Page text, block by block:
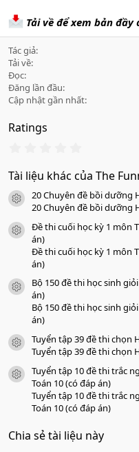
Tải về để xem bản
Tác giả
Tải về
Đọc
Đăng lần đầu
Cập nhật gần nhất
Ratings
0
0
s
a
o
Tài liệu khác của The
icon tài liệu
20 Chuyên đề bồi dưỡng
20 Chuyên đề bồi dưỡng
icon tài liệu
Đề thi cuối học kỳ 1 môn
án)
Đề thi cuối học kỳ 1 môn
án)
icon tài liệu
Bộ 150 đề thi học sinh
án)
Bộ 150 đề thi học sinh
án)
icon tài liệu
Tuyển tập 39 đề thi chọn
Tuyển tập 39 đề thi chọn
icon tài liệu
Tuyển tập 10 đề thi trắc
Toán 10 (có đáp án)
Tuyển tập 10 đề thi trắc
Toán 10 (có đáp án)
Chia sẻ tài liệu này